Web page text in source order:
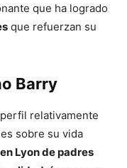
que ha logrado
que refuerzan su
Barry
relativamente
sobre su vida
Lyon de padres